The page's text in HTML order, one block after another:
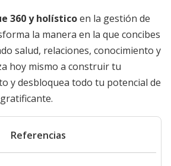
360 y holísticoen la gestión de
la manera en la que concibes
salud, relaciones, conocimiento y
hoy mismo a construir tu
y desbloquea todo tu potencial de
Referencias